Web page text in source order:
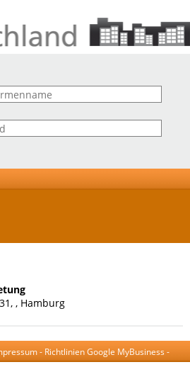
, Hamburg
- Richtlinien Google MyBusiness -